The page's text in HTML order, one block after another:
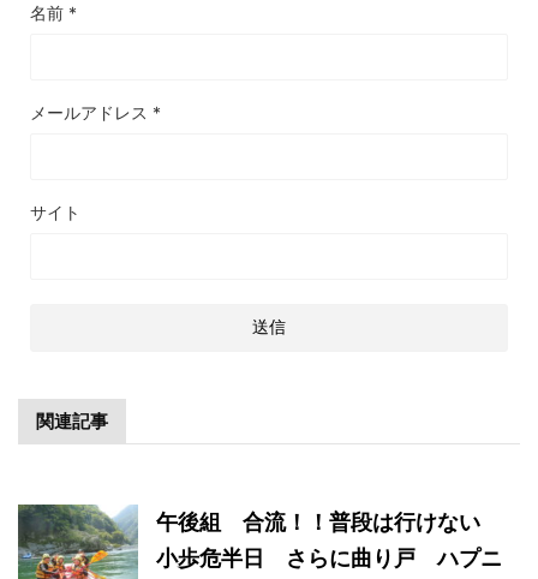
名前 *
メールアドレス *
サイト
関連記事
午後組 合流！！普段は行けない
小歩危半日 さらに曲り戸 ハプニ